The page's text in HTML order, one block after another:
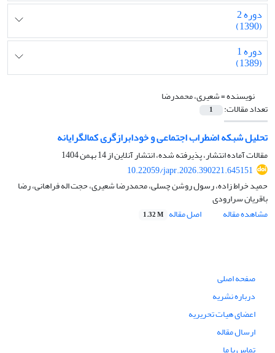
دوره 2
(1390)
دوره 1
(1389)
نویسنده =شعیری، محمدرضا
تعداد مقالات: 1
تحلیل شبکه اضطراب اجتماعی و خودابرازگری کمالگرایانه
مقالات آماده انتشار، پذیرفته شده، انتشار آنلاین از14 بهمن 1404
10.22059/japr.2026.390221.645151
حمید خراط زاده، رسول روشن چسلی، محمدرضا شعیری، حجت اله فراهانی، رضا
باقریان سرارودی
مشاهده مقاله
اصل مقاله 1.32 M
صفحه اصلی
درباره نشریه
اعضای هیات تحریریه
ارسال مقاله